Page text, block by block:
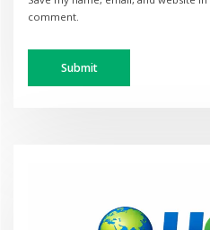
comment.